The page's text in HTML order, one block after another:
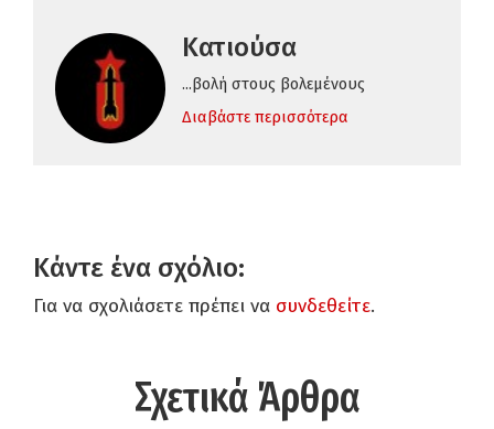
Κατιούσα
...βολή στους βολεμένους
Διαβάστε περισσότερα
Κάντε ένα σχόλιο:
Για να σχολιάσετε πρέπει να συνδεθείτε.
Σχετικά Άρθρα